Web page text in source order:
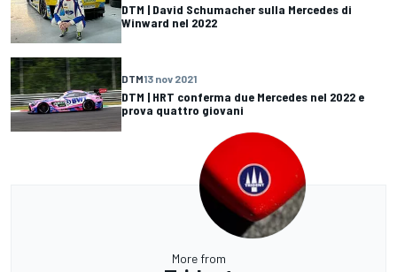
DTM | David Schumacher sulla Mercedes di
Winward nel 2022
DTM13 nov 2021
DTM | HRT conferma due Mercedes nel 2022 e
prova quattro giovani
More from